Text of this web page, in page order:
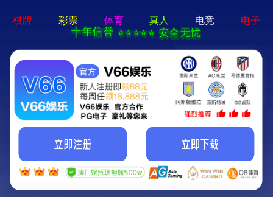
永乐电器官方网站-手机App下载
永乐电器官方网站
网站首页>产品中心>单筒望远镜 查看分类